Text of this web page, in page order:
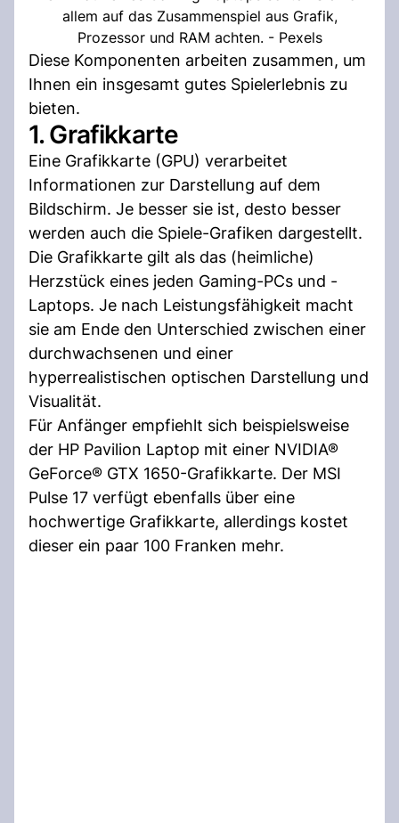
allem auf das Zusammenspiel aus Grafik,
Prozessor und RAM achten. - Pexels
Diese Komponenten arbeiten zusammen, um
Ihnen ein insgesamt gutes Spielerlebnis zu
bieten.
1. Grafikkarte
Eine Grafikkarte (GPU) verarbeitet
Informationen zur Darstellung auf dem
Bildschirm. Je besser sie ist, desto besser
werden auch die Spiele-Grafiken dargestellt.
Die Grafikkarte gilt als das (heimliche)
Herzstück eines jeden Gaming-PCs und -
Laptops. Je nach Leistungsfähigkeit macht
sie am Ende den Unterschied zwischen einer
durchwachsenen und einer
hyperrealistischen optischen Darstellung und
Visualität.
Für Anfänger empfiehlt sich beispielsweise
der HP Pavilion Laptop mit einer NVIDIA®
GeForce® GTX 1650-Grafikkarte. Der MSI
Pulse 17 verfügt ebenfalls über eine
hochwertige Grafikkarte, allerdings kostet
dieser ein paar 100 Franken mehr.